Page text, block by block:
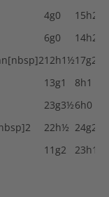
4g0 15h2
6g0 14h2
12h1½17g2
13g1 8h1
23g3½6h0
22h½ 24g2½
11g2 23h1½